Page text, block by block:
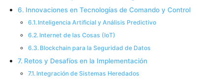
Innovaciones en Tecnologías de Comando y Control
Inteligencia Artificial y Análisis Predictivo
Internet de las Cosas (IoT)
Blockchain para la Seguridad de Datos
Retos y Desafíos en la Implementación
Integración de Sistemas Heredados